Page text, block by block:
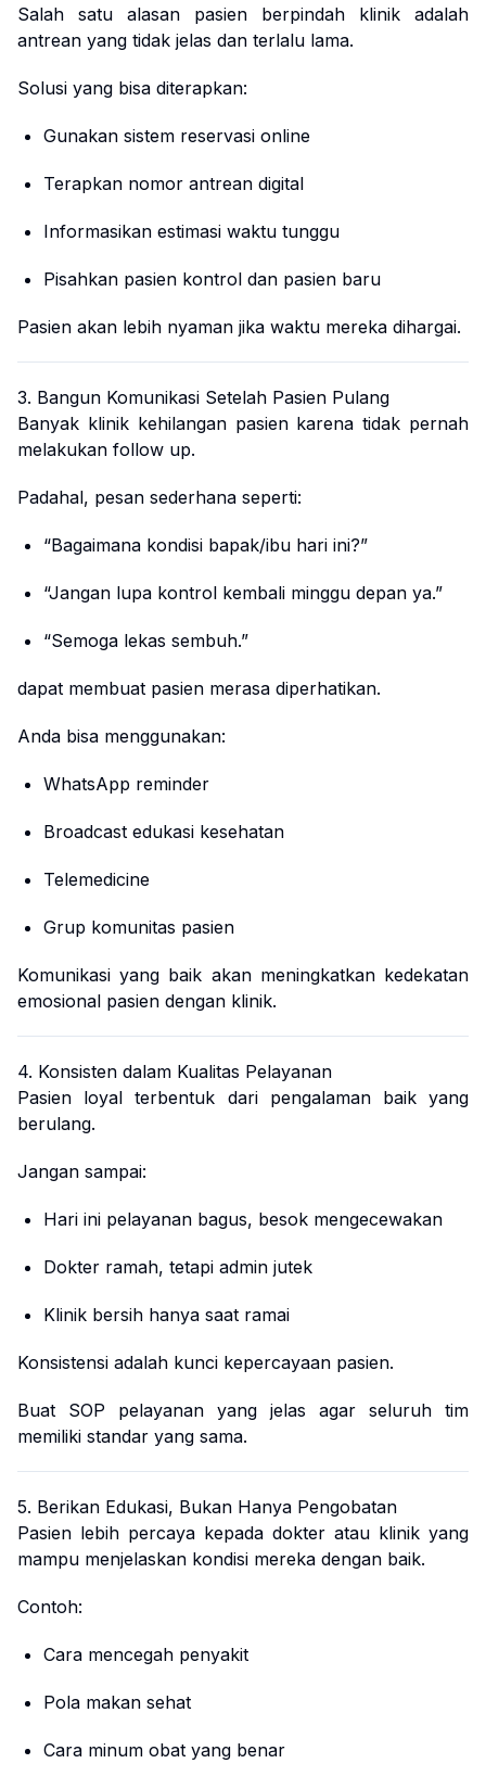
Salah satu alasan pasien berpindah klinik adalah
antrean yang tidak jelas dan terlalu lama.
Solusi yang bisa diterapkan:
Gunakan sistem reservasi online
Terapkan nomor antrean digital
Informasikan estimasi waktu tunggu
Pisahkan pasien kontrol dan pasien baru
Pasien akan lebih nyaman jika waktu mereka dihargai.
3. Bangun Komunikasi Setelah Pasien Pulang
Banyak klinik kehilangan pasien karena tidak pernah
melakukan follow up.
Padahal, pesan sederhana seperti:
“Bagaimana kondisi bapak/ibu hari ini?”
“Jangan lupa kontrol kembali minggu depan ya.”
“Semoga lekas sembuh.”
dapat membuat pasien merasa diperhatikan.
Anda bisa menggunakan:
WhatsApp reminder
Broadcast edukasi kesehatan
Telemedicine
Grup komunitas pasien
Komunikasi yang baik akan meningkatkan kedekatan
emosional pasien dengan klinik.
4. Konsisten dalam Kualitas Pelayanan
Pasien loyal terbentuk dari pengalaman baik yang
berulang.
Jangan sampai:
Hari ini pelayanan bagus, besok mengecewakan
Dokter ramah, tetapi admin jutek
Klinik bersih hanya saat ramai
Konsistensi adalah kunci kepercayaan pasien.
Buat SOP pelayanan yang jelas agar seluruh tim
memiliki standar yang sama.
5. Berikan Edukasi, Bukan Hanya Pengobatan
Pasien lebih percaya kepada dokter atau klinik yang
mampu menjelaskan kondisi mereka dengan baik.
Contoh:
Cara mencegah penyakit
Pola makan sehat
Cara minum obat yang benar